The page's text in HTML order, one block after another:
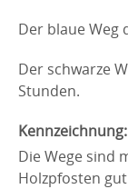
Der blaue Weg
Der schwarze
Stunden.
Kennzeichnung:
Die Wege sind
Holzpfosten